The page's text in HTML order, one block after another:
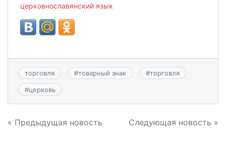
церковнославянский язык
торговля #товарный знак #торговля
#церковь
Навигация
« Предыдущая новость Следующая новость »